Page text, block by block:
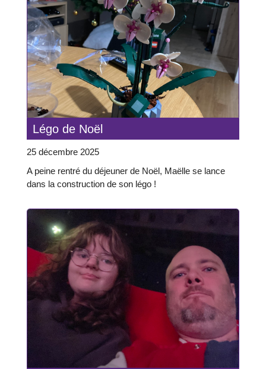
Légo de Noël
25 décembre 2025
A peine rentré du déjeuner de Noël, Maëlle se lance
dans la construction de son légo !